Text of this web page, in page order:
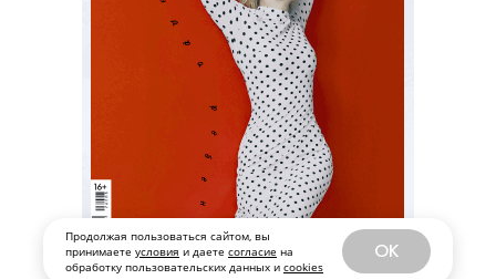
Продолжая пользоваться сайтом, вы
принимаете условия и даете согласие на
обработку пользовательских данных и cookies
OK
Помещение в стиле треш-андеграунд,
отличный тонкотсу на свином бульоне, рамены
с курицей и морепродуктами.
30 октября, 2018